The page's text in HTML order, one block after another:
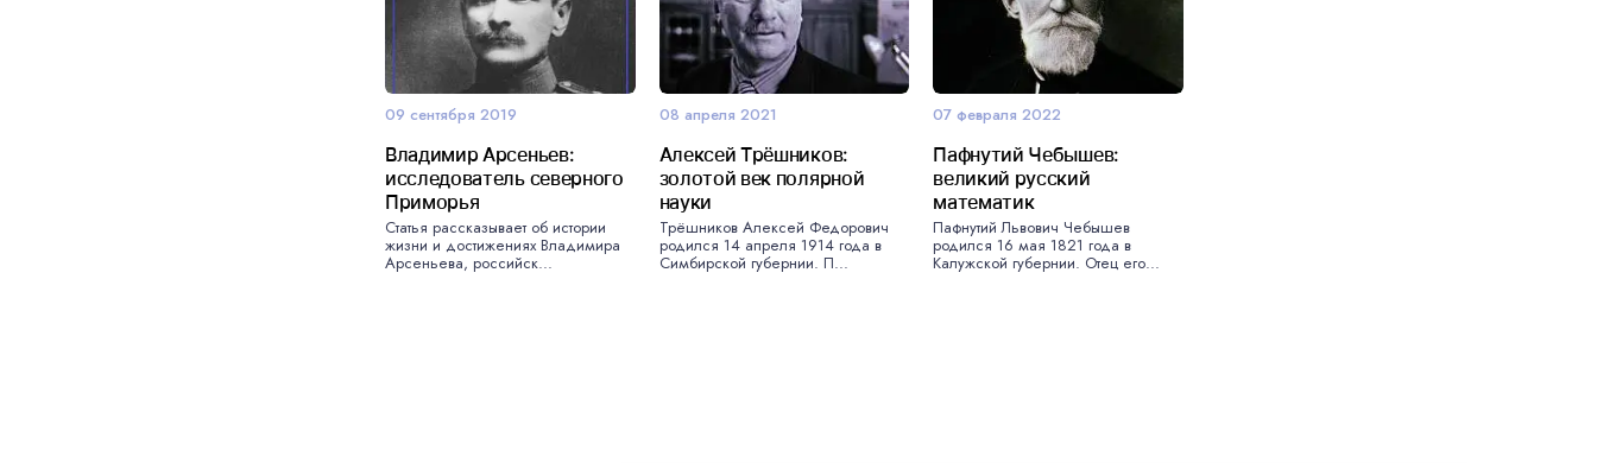
09 сентября 2019
Владимир Арсеньев:
исследователь северного
Приморья
Статья рассказывает об истории
жизни и достижениях Владимира
Арсеньева, российск...
08 апреля 2021
Алексей Трёшников:
золотой век полярной
науки
Трёшников Алексей Федорович
родился 14 апреля 1914 года в
Симбирской губернии. П...
07 февраля 2022
Пафнутий Чебышев:
великий русский
математик
Пафнутий Львович Чебышев
родился 16 мая 1821 года в
Калужской губернии. Отец его...